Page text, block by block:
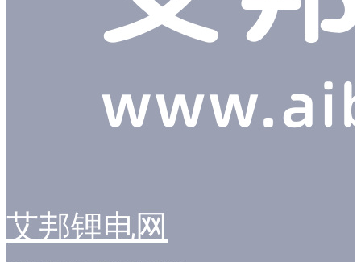
艾邦锂电网